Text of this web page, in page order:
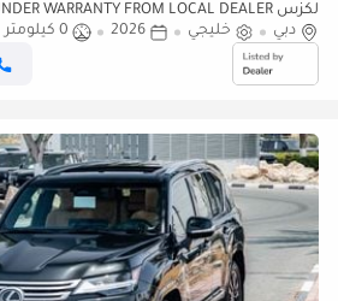
لكزس LX 600 PRESTIGE UNDER WARRANTY FROM LOCAL DEALER
دبي
خليجي 2026
0 كيلومتر